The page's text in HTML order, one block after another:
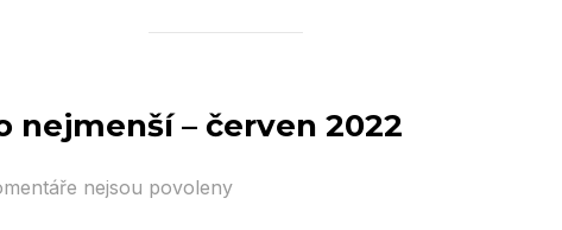
nejmenší – červen 2022
nejsou povoleny